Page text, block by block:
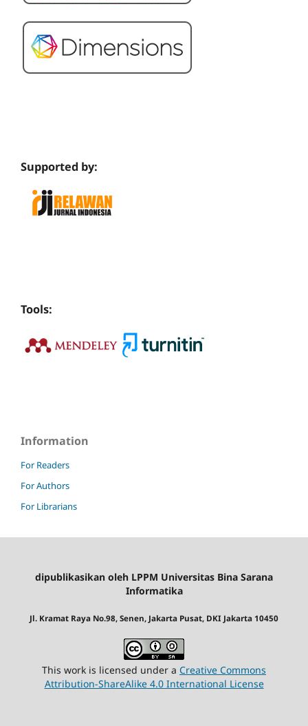
Supported by:
Tools:
Information
For Readers
For Authors
For Librarians
dipublikasikan oleh LPPM Universitas Bina Sarana
Informatika
Jl. Kramat Raya No.98, Senen, Jakarta Pusat, DKI Jakarta 10450
This work is licensed under a Creative Commons
Attribution-ShareAlike 4.0 International License